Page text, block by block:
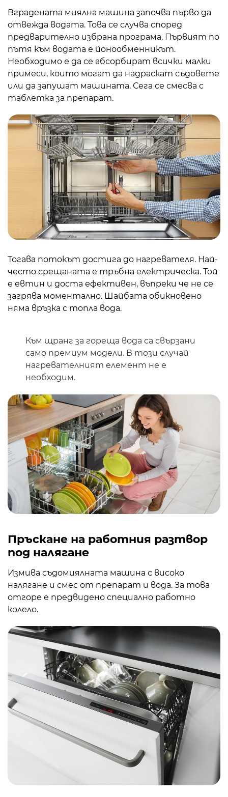
Вградената миялна машина започва първо да
отвежда водата. Това се случва според
предварително избрана програма. Първият по
пътя към водата е йонообменникът.
Необходимо е да се абсорбират всички малки
примеси, които могат да надраскат съдовете
или да запушат машината. Сега се смесва с
таблетка за препарат.
Тогава потокът достига до нагревателя. Най-
често срещаната е тръбна електрическа. Той
е евтин и доста ефективен, въпреки че не се
загрява моментално. Шайбата обикновено
няма връзка с топла вода.
Към щранг за гореща вода са свързани
само премиум модели. В този случай
нагревателният елемент не е
необходим.
Пръскане на работния разтвор
под налягане
Измива съдомиялната машина с високо
налягане и смес от препарат и вода. За това
отгоре е предвидено специално работно
колело.